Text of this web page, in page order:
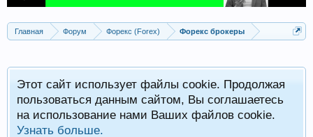
Главная Форум Форекс (Forex) Форекс брокеры
Этот сайт использует файлы cookie. Продолжая
пользоваться данным сайтом, Вы соглашаетесь
на использование нами Ваших файлов cookie.
Узнать больше.